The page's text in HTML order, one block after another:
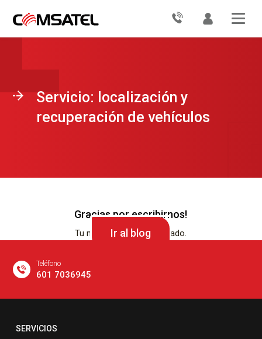
Servicio: localización y
recuperación de vehículos
Gracias por escribirnos!
Tu mensaje. Ha sido enviado.
Ir al blog
Teléfono
601 7036945
servicio.co@comsatelglobal.com
SERVICIOS